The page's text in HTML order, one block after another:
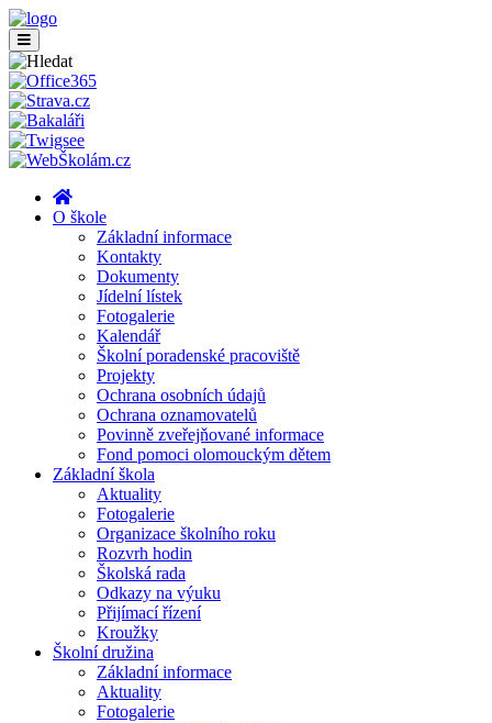
O škole
Základní informace
Kontakty
Dokumenty
Jídelní lístek
Fotogalerie
Kalendář
Školní poradenské pracoviště
Projekty
Ochrana osobních údajů
Ochrana oznamovatelů
Povinně zveřejňované informace
Fond pomoci olomouckým dětem
Základní škola
Aktuality
Fotogalerie
Organizace školního roku
Rozvrh hodin
Školská rada
Odkazy na výuku
Přijímací řízení
Kroužky
Školní družina
Základní informace
Aktuality
Fotogalerie